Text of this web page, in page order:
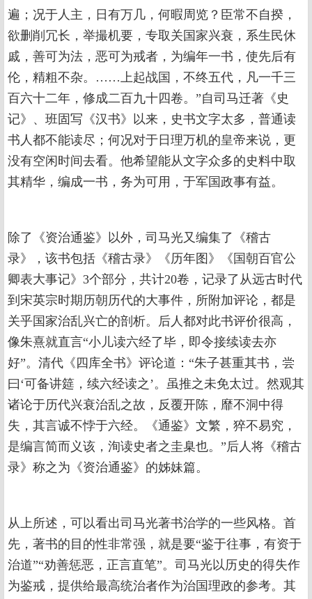
遍；况于人主，日有万几，何暇周览？臣常不自揆，
欲删削冗长，举撮机要，专取关国家兴衰，系生民休
戚，善可为法，恶可为戒者，为编年一书，使先后有
伦，精粗不杂。……上起战国，不终五代，凡一千三
百六十二年，修成二百九十四卷。”自司马迁著《史
记》、班固写《汉书》以来，史书文字太多，普通读
书人都不能读尽；何况对于日理万机的皇帝来说，更
没有空闲时间去看。他希望能从文字众多的史料中取
其精华，编成一书，务为可用，于军国政事有益。
除了《资治通鉴》以外，司马光又编集了《稽古
录》，该书包括《稽古录》《历年图》《国朝百官公
卿表大事记》3个部分，共计20卷，记录了从远古时代
到宋英宗时期历朝历代的大事件，所附加评论，都是
关乎国家治乱兴亡的剖析。后人都对此书评价很高，
像朱熹就直言“小儿读六经了毕，即令接续读去亦
好”。清代《四库全书》评论道：“朱子甚重其书，尝
曰‘可备讲筵，续六经读之’。虽推之未免太过。然观其
诸论于历代兴衰治乱之故，反覆开陈，靡不洞中得
失，其言诚不悖于六经。《通鉴》文繁，猝不易究，
是编言简而义该，洵读史者之圭臬也。”后人将《稽古
录》称之为《资治通鉴》的姊妹篇。
从上所述，可以看出司马光著书治学的一些风格。首
先，著书的目的性非常强，就是要“鉴于往事，有资于
治道”“劝善惩恶，正言直笔”。司马光以历史的得失作
为鉴戒，提供给最高统治者作为治国理政的参考。其